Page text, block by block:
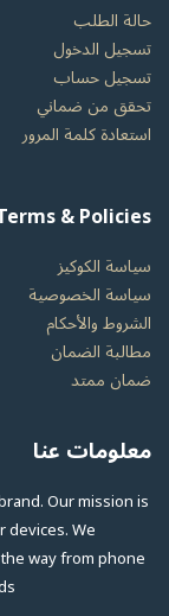
حالة الطلب
تسجيل الدخول
تسجيل حساب
تحقق من ضماني
استعادة كلمة المرور
& Policies
سياسة الكوكيز
سياسة الخصوصية
الشروط والأحكام
مطالبة الضمان
ضمان ممتد
معلومات عنا
Our mission is
We
way from phone